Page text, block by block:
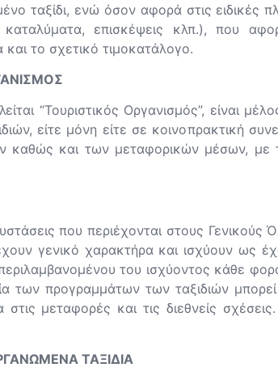
ταξίδι, ενώ όσον αφορά στις ειδικές
επισκέψεις κλπ.), που
το σχετικό τιμοκατάλογο.
“Τουριστικός Οργανισμός”, είναι
είτε μόνη είτε σε κοινοπρακτική
καθώς και των μεταφορικών μέσων,
που περιέχονται στους
γενικό χαρακτήρα και ισχύουν ως
του ισχύοντος κάθε
των προγραμμάτων των ταξιδιών
στις μεταφορές και τις διεθνείς
ΤΑΞΙΔΙΑ